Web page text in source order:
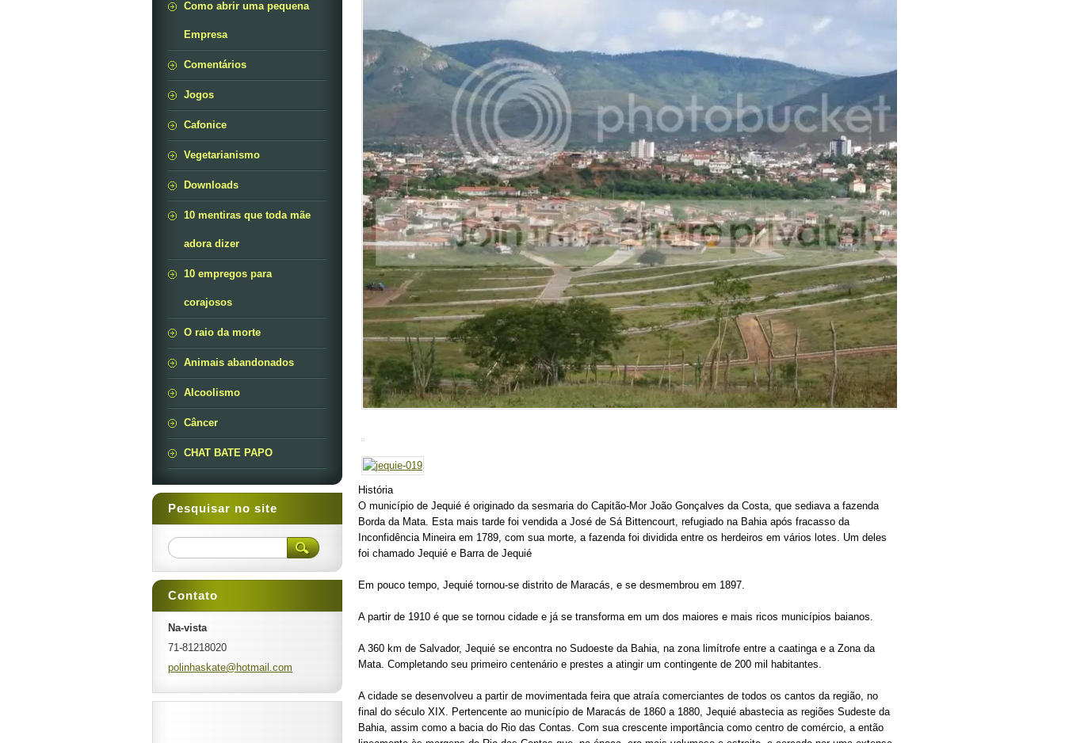
História
O município de Jequié é originado da sesmaria do Capitão-Mor João Gonçalves da Costa, que sediava a fazenda
Borda da Mata. Esta mais tarde foi vendida a José de Sá Bittencourt, refugiado na Bahia após fracasso da
Inconfidência Mineira em 1789, com sua morte, a fazenda foi dividida entre os herdeiros em vários lotes. Um deles
foi chamado Jequié e Barra de Jequié
Em pouco tempo, Jequié tornou-se distrito de Maracás, e se desmembrou em 1897.
A partir de 1910 é que se tornou cidade e já se transforma em um dos maiores e mais ricos municípios baianos.
A 360 km de Salvador, Jequié se encontra no Sudoeste da Bahia, na zona limítrofe entre a caatinga e a Zona da
Mata. Completando seu primeiro centenário e prestes a atingir um contingente de 200 mil habitantes.
A cidade se desenvolveu a partir de movimentada feira que atraía comerciantes de todos os cantos da região, no
final do século XIX. Pertencente ao município de Maracás de 1860 a 1880, Jequié abastecia as regiões Sudeste da
Bahia, assim como a bacia do Rio das Contas. Com sua crescente importância como centro de comércio, a então
Como abrir uma pequena
Empresa
Comentários
Jogos
Cafonice
Vegetarianismo
Downloads
10 mentiras que toda mãe
adora dizer
10 empregos para
corajosos
O raio da morte
Animais abandonados
Alcoolismo
Câncer
CHAT BATE PAPO
Pesquisar no site
Contato
Na-vista
71-81218020
polinhas kate@hotmail.com